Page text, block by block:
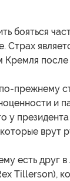
бояться
Страх
после
прежнему
и
у
врут
есть друг в
Tillerson),